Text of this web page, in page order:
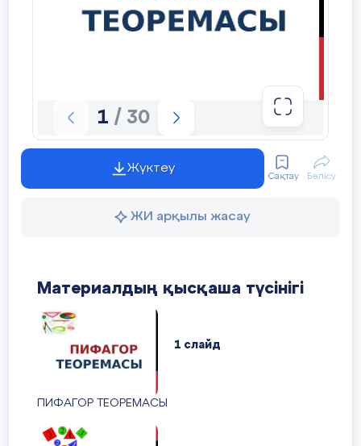
бағала
Үй жұмысы №3 №8 тригонметриялық
жатта
1 / 30
Жүктеу
Сақтау Бөлісу
ЖИ арқылы жасау
Материалдың қысқаша түсінігі
1 слайд
ПИФАГОР ТЕОРЕМАСЫ